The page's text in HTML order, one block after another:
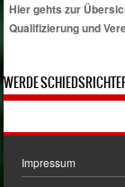
Hier gehts zur
Qualifizierung und
WERDE
Impressum